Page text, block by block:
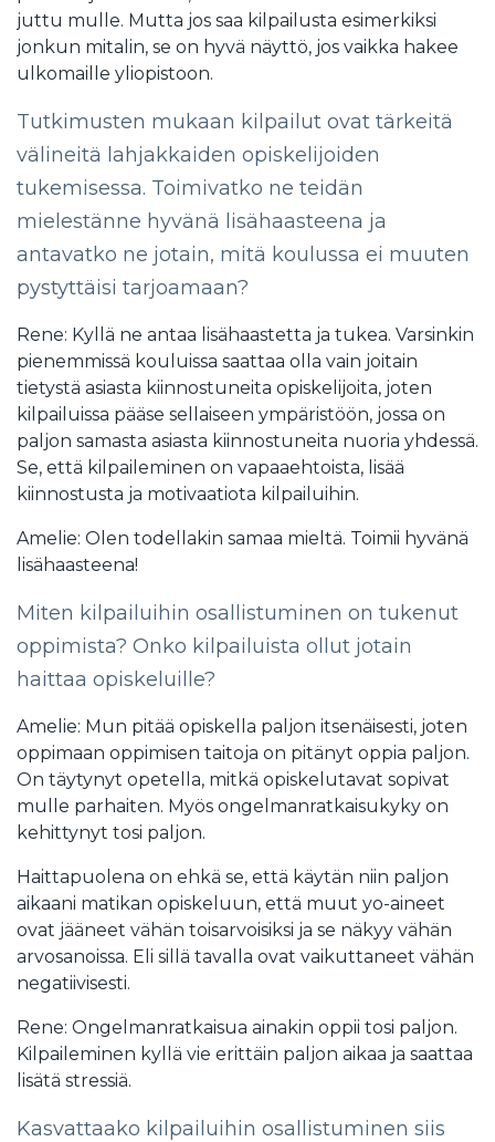
juttu mulle. Mutta jos saa kilpailusta esimerkiksi
jonkun mitalin, se on hyvä näyttö, jos vaikka hakee
ulkomaille yliopistoon.
Tutkimusten mukaan kilpailut ovat tärkeitä
välineitä lahjakkaiden opiskelijoiden
tukemisessa. Toimivatko ne teidän
mielestänne hyvänä lisähaasteena ja
antavatko ne jotain, mitä koulussa ei muuten
pystyttäisi tarjoamaan?
Rene: Kyllä ne antaa lisähaastetta ja tukea. Varsinkin
pienemmissä kouluissa saattaa olla vain joitain
tietystä asiasta kiinnostuneita opiskelijoita, joten
kilpailuissa pääse sellaiseen ympäristöön, jossa on
paljon samasta asiasta kiinnostuneita nuoria yhdessä.
Se, että kilpaileminen on vapaaehtoista, lisää
kiinnostusta ja motivaatiota kilpailuihin.
Amelie: Olen todellakin samaa mieltä. Toimii hyvänä
lisähaasteena!
Miten kilpailuihin osallistuminen on tukenut
oppimista? Onko kilpailuista ollut jotain
haittaa opiskeluille?
Amelie: Mun pitää opiskella paljon itsenäisesti, joten
oppimaan oppimisen taitoja on pitänyt oppia paljon.
On täytynyt opetella, mitkä opiskelutavat sopivat
mulle parhaiten. Myös ongelmanratkaisukyky on
kehittynyt tosi paljon.
Haittapuolena on ehkä se, että käytän niin paljon
aikaani matikan opiskeluun, että muut yo-aineet
ovat jääneet vähän toisarvoisiksi ja se näkyy vähän
arvosanoissa. Eli sillä tavalla ovat vaikuttaneet vähän
negatiivisesti.
Rene: Ongelmanratkaisua ainakin oppii tosi paljon.
Kilpaileminen kyllä vie erittäin paljon aikaa ja saattaa
lisätä stressiä.
Kasvattaako kilpailuihin osallistuminen siis